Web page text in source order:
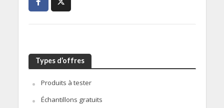
Types d’offres
Produits à tester
Échantillons gratuits